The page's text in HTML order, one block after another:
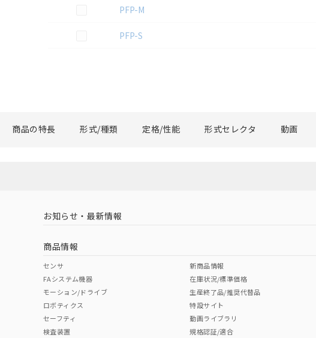
この資料を選択
PFP-M
この資料を選択
PFP-S
0
商品の特長 形式/種類 定格/性能 形式セレクタ 動画
お知らせ・最新情報
商品情報
センサ
FAシステム機器
モーション/ドライブ
ロボティクス
セーフティ
検査装置
新商品情報
在庫状況/標準価格
生産終了品/推奨代替品
特設サイト
動画ライブラリ
規格認証/適合